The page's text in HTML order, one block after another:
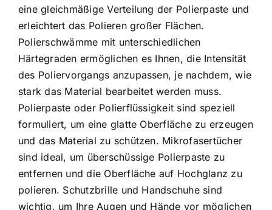
eine gleichmäßige Verteilung der Polierpaste und
erleichtert das Polieren großer Flächen.
Polierschwämme mit unterschiedlichen
Härtegraden ermöglichen es Ihnen, die Intensität
des Poliervorgangs anzupassen, je nachdem, wie
stark das Material bearbeitet werden muss.
Polierpaste oder Polierflüssigkeit sind speziell
formuliert, um eine glatte Oberfläche zu erzeugen
und das Material zu schützen. Mikrofasertücher
sind ideal, um überschüssige Polierpaste zu
entfernen und die Oberfläche auf Hochglanz zu
polieren. Schutzbrille und Handschuhe sind
wichtig, um Ihre Augen und Hände vor möglichen